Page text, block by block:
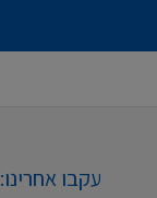
עקבו אחרינו: